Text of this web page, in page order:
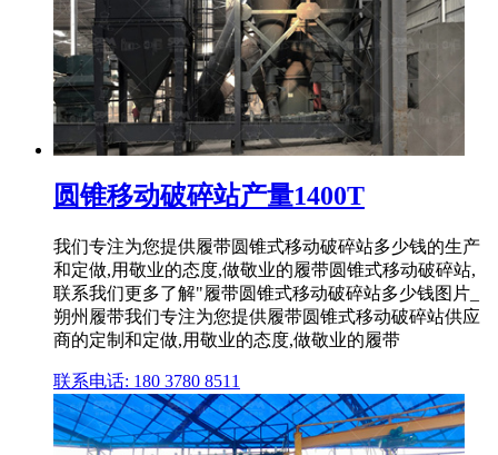
圆锥移动破碎站产量1400T
我们专注为您提供履带圆锥式移动破碎站多少钱的生产
和定做,用敬业的态度,做敬业的履带圆锥式移动破碎站,
联系我们更多了解"履带圆锥式移动破碎站多少钱图片_
朔州履带我们专注为您提供履带圆锥式移动破碎站供应
商的定制和定做,用敬业的态度,做敬业的履带
联系电话: 180 3780 8511